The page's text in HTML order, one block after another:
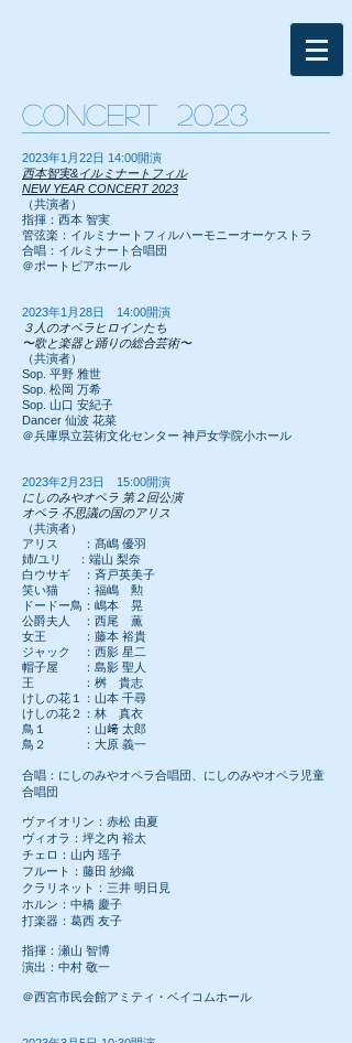
​Concert 2023
2023年1 月22日 14:00開演
西本智実&イルミナートフィル
NEW YEAR CONCERT 2023
（共演者）
指揮：西本 智実
管弦楽：イルミナートフィルハーモニーオーケストラ
合唱：イルミナート合唱団
＠ポートピアホール
2023年1 月28日 14:00開演
３人のオペラヒロインたち
〜歌と楽器と踊りの総合芸術〜
（共演者）
Sop. 平野 雅世
Sop. 松岡 万希
Sop. 山口 安紀子
Dancer 仙波 花菜
＠兵庫県立芸術文化センター 神戸女学院小ホール
2023年2月23日 15:00開演
にしのみやオペラ 第２回公演
オペラ 不思議の国のアリス
（共演者）
アリス ：髙嶋 優羽
姉/ユリ ：端山 梨奈
⽩ウサギ ：斉戸英美子
笑い猫 ：福嶋 勲
ドードー⿃：嶋本 晃
公爵夫⼈ ：⻄尾 薫
⼥王 ：藤本 裕貴
ジャック ：⻄影 星⼆
帽⼦屋 ：島影 聖⼈
王 ：桝 貴志
けしの花１：⼭本 千尋
けしの花２：林 真⾐
⿃１ ：⼭﨑 太郎
⿃２ ：⼤原 義⼀
合唱：にしのみやオペラ合唱団、にしのみやオペラ児童
合唱団
ヴァイオリン：赤松 由夏
ヴィオラ：坪之内 裕太
チェロ：山内 瑶子
フルート：藤田 紗織
クラリネット：三井 明日見
ホルン：中橋 慶子
打楽器：葛西 友子
指揮：瀬山 智博
演出​：中村 敬一
＠西宮市民会館アミティ・ベイコムホール